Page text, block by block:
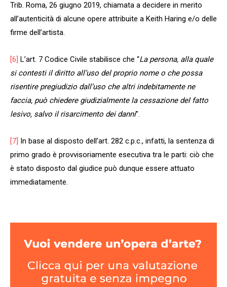
Trib. Roma, 26 giugno 2019, chiamata a decidere in merito
all’autenticità di alcune opere attribuite a Keith Haring e/o delle
firme dell’artista.
[6] L’art. 7 Codice Civile stabilisce che “La persona, alla quale
si contesti il diritto all’uso del proprio nome o che possa
risentire pregiudizio dall’uso che altri indebitamente ne
faccia, può chiedere giudizialmente la cessazione del fatto
lesivo, salvo il risarcimento dei danni”.
[7]
In base al disposto dell’art. 282 c.p.c., infatti, la sentenza di
primo grado è provvisoriamente esecutiva tra le parti: ciò che
è stato disposto dal giudice può dunque essere attuato
immediatamente.